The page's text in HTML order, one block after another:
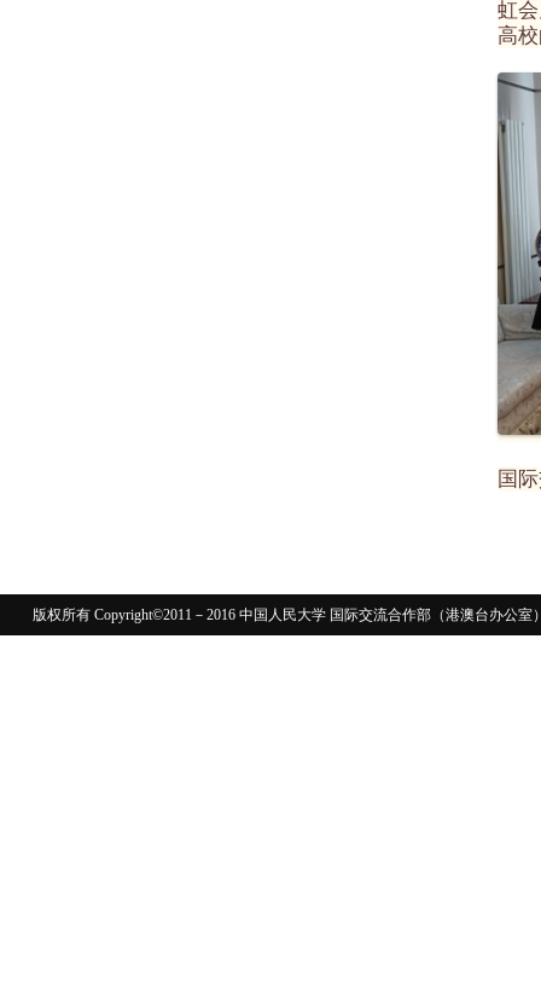
虹
高
国
版权所有 Copyright©2011－2016 中国人民大学 国际交流合作部（港澳台办